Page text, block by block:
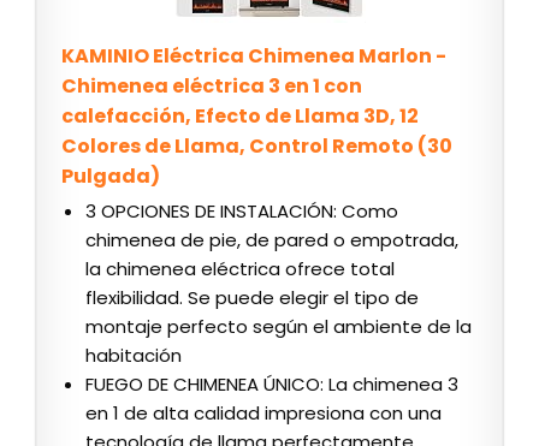
KAMINIO Eléctrica Chimenea Marlon -
Chimenea eléctrica 3 en 1 con
calefacción, Efecto de Llama 3D, 12
Colores de Llama, Control Remoto (30
Pulgada)
3 OPCIONES DE INSTALACIÓN: Como
chimenea de pie, de pared o empotrada,
la chimenea eléctrica ofrece total
flexibilidad. Se puede elegir el tipo de
montaje perfecto según el ambiente de la
habitación
FUEGO DE CHIMENEA ÚNICO: La chimenea 3
en 1 de alta calidad impresiona con una